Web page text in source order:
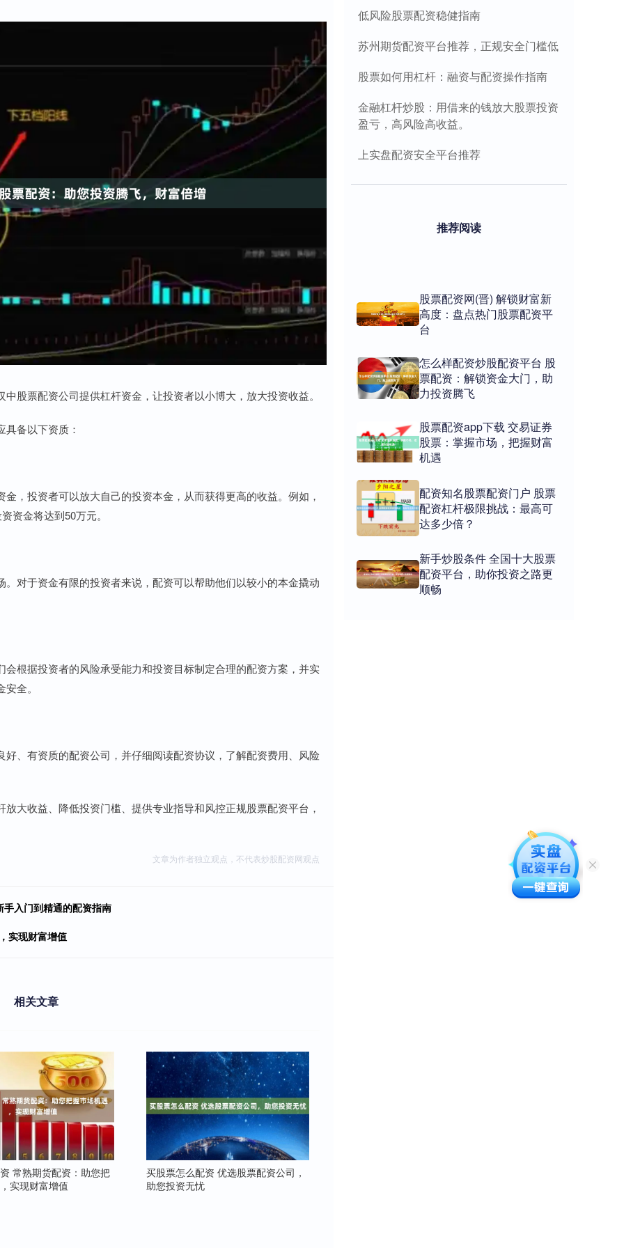
股票配资公司提供杠杆资金，让投资者以小博大，放大投资收益。
备以下资质：
，投资者可以放大自己的投资本金，从而获得更高的收益。例如，
资金将达到50万元。
对于资金有限的投资者来说，配资可以帮助他们以较小的本金撬动
根据投资者的风险承受能力和投资目标制定合理的配资方案，并实
全。
、有资质的配资公司，并仔细阅读配资协议，了解配资费用、风险
大收益、降低投资门槛、提供专业指导和风控正规股票配资平台，
文章为作者独立观点，不代表炒股配资网观点
入门到精通的配资指南
实现财富增值
相关文章
常熟期货配资：助您把
实现财富增值
买股票怎么配资 优选股票配资公司，
助您投资无忧
低风险股票配资稳健指南
苏州期货配资平台推荐，正规安全门槛低
股票如何用杠杆：融资与配资操作指南
金融杠杆炒股：用借来的钱放大股票投资
盈亏，高风险高收益。
上实盘配资安全平台推荐
推荐阅读
股票配资网(晋) 解锁财富新
高度：盘点热门股票配资平
台
怎么样配资炒股配资平台 股
票配资：解锁资金大门，助
力投资腾飞
股票配资app下载 交易证券
股票：掌握市场，把握财富
机遇
配资知名股票配资门户 股票
配资杠杆极限挑战：最高可
达多少倍？
新手炒股条件 全国十大股票
配资平台，助你投资之路更
顺畅